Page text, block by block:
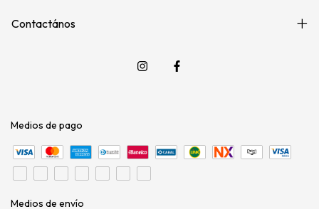
Contactános
Medios de pago
Medios de envío